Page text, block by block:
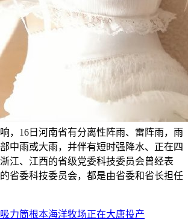
，16日河南省有分离性阵雨、雷阵雨，雨
中雨或大雨，并伴有短时强降水、正在四
江、江西的省级党委科技委员会曾经表
省委科技委员会，都是由省委和省长担任
力筒根本海洋牧场正在大唐投产